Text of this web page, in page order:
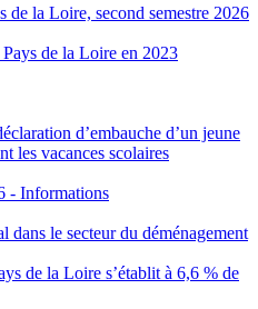
de la Loire, second semestre 2026
de la Loire en 2023
d’embauche d’un jeune
les vacances scolaires
- Informations
le secteur du déménagement
de la Loire s’établit à 6,6 % de